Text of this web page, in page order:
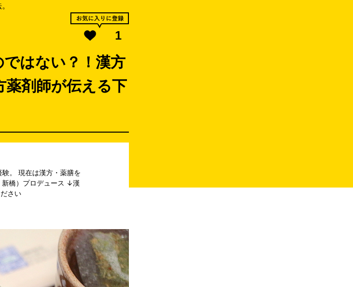
1
はない？！漢方
薬剤師が伝える下
。 現在は漢方・薬膳を
新橋）プロデュース ↓漢
さい